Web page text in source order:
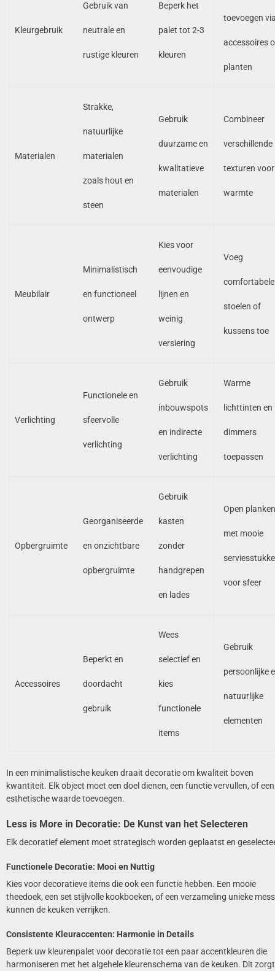
Kleurgebruik
Gebruik van
neutrale en
rustige kleuren
Beperk het
palet tot 2-3
kleuren
toevoegen
accessoires
planten
Materialen
Strakke,
natuurlijke
materialen
zoals hout en
steen
Gebruik
duurzame en
kwalitatieve
materialen
Combineer
verschillende
texturen voor
warmte
Meubilair
Minimalistisch
en functioneel
ontwerp
Kies voor
eenvoudige
lijnen en
weinig
versiering
Voeg
comfortabele
stoelen of
kussens toe
Verlichting
Functionele en
sfeervolle
verlichting
Gebruik
inbouwspots
en indirecte
verlichting
Warme
lichttinten en
dimmers
toepassen
Opbergruimte
Georganiseerde
en onzichtbare
opbergruimte
Gebruik
kasten
zonder
handgrepen
en lades
Open planken
met mooie
voor sfeer
Accessoires
Beperkt en
doordacht
gebruik
Wees
selectief en
kies
functionele
items
Gebruik
persoonlijke
natuurlijke
elementen
In een minimalistische keuken draait decoratie om kwaliteit boven
kwantiteit. Elk object moet een doel dienen, een functie vervullen, of een
esthetische waarde toevoegen.
Less is More in Decoratie: De Kunst van het Selecteren
Elk decoratief element moet strategisch worden geplaatst en
Functionele Decoratie: Mooi en Nuttig
Kies voor decoratieve items die ook een functie hebben. Een mooie
theedoek, een set stijlvolle kookboeken, of een verzameling unieke
kunnen de keuken verrijken.
Consistente Kleuraccenten: Harmonie in Details
Beperk uw kleurenpalet voor decoratie tot een paar accentkleuren die
harmoniseren met het algehele kleurenschema van de keuken. Dit zorgt